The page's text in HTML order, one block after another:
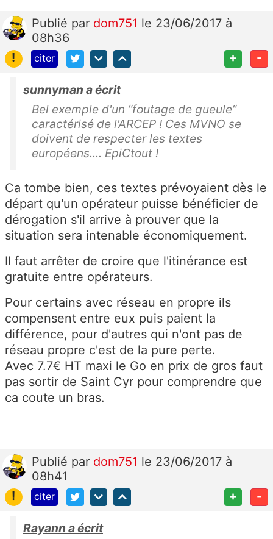
Publié par dom751 le 23/06/2017 à
08h36
!
citer + -
sunnyman a écrit
Bel exemple d'un “foutage de gueule“
caractérisé de l'ARCEP ! Ces MVNO se
doivent de respecter les textes
européens.... EpiCtout !
Ca tombe bien, ces textes prévoyaient dès le
départ qu'un opérateur puisse bénéficier de
dérogation s'il arrive à prouver que la
situation sera intenable économiquement.
Il faut arrêter de croire que l'itinérance est
gratuite entre opérateurs.
Pour certains avec réseau en propre ils
compensent entre eux puis paient la
différence, pour d'autres qui n'ont pas de
réseau propre c'est de la pure perte.
Avec 7.7€ HT maxi le Go en prix de gros faut
pas sortir de Saint Cyr pour comprendre que
ca coute un bras.
Publié par dom751 le 23/06/2017 à
08h41
!
citer + -
Rayann a écrit